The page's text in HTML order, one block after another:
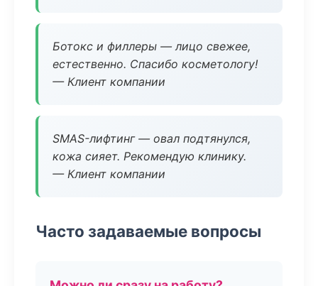
Ботокс и филлеры — лицо свежее,
естественно. Спасибо косметологу!
— Клиент компании
SMAS-лифтинг — овал подтянулся,
кожа сияет. Рекомендую клинику.
— Клиент компании
Часто задаваемые вопросы